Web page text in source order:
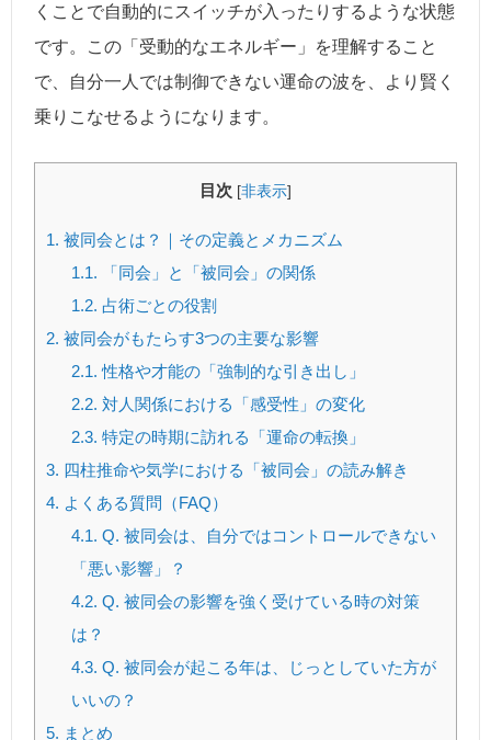
くことで自動的にスイッチが入ったりするような状態
です。この「受動的なエネルギー」を理解すること
で、自分一人では制御できない運命の波を、より賢く
乗りこなせるようになります。
目次 [非表示]
1. 被同会とは？｜その定義とメカニズム
1.1. 「同会」と「被同会」の関係
1.2. 占術ごとの役割
2. 被同会がもたらす3つの主要な影響
2.1. 性格や才能の「強制的な引き出し」
2.2. 対人関係における「感受性」の変化
2.3. 特定の時期に訪れる「運命の転換」
3. 四柱推命や気学における「被同会」の読み解き
4. よくある質問（FAQ）
4.1. Q. 被同会は、自分ではコントロールできない
「悪い影響」？
4.2. Q. 被同会の影響を強く受けている時の対策
は？
4.3. Q. 被同会が起こる年は、じっとしていた方が
いいの？
5. まとめ